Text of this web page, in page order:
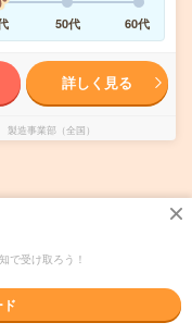
50代 60代
詳しく見る
造事業部（全国）
立・加工・食
で受け取ろう！